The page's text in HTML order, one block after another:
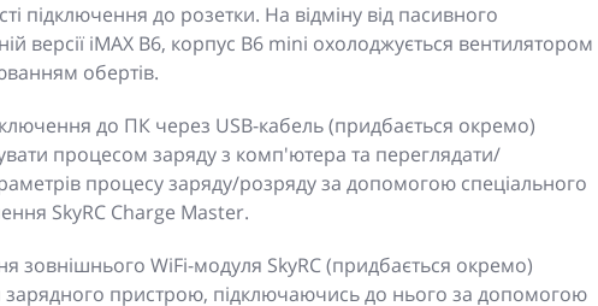
підключення до розетки. На відміну від пасивного
версії iMAX B6, корпус B6 mini охолоджується вентилятором
обертів.
до ПК через USB-кабель (придбається окремо)
процесом заряду з комп'ютера та переглядати/
процесу заряду/розряду за допомогою спеціального
SkyRC Charge Master.
зовнішнього WiFi-модуля SkyRC (придбається окремо)
пристрою, підключаючись до нього за допомогою